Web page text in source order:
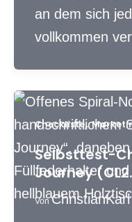
an dem sich
vollkommen
Checkliste,
Selbsttest-
Journey
Von